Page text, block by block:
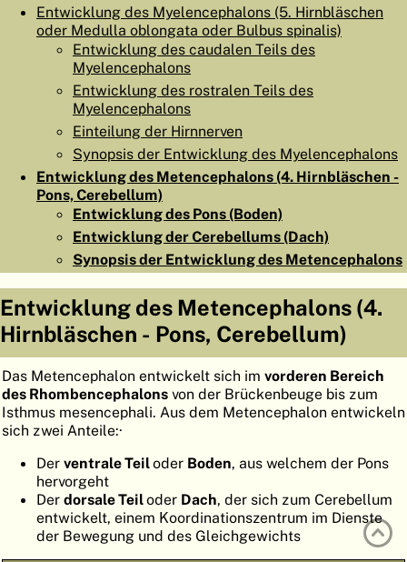
ORGANO
GENESE
ATLASEMBRYOLOGY
HILFE
FR
Entwicklung des Myelencephalons (5. Hirnbläschen
oder Medulla oblongata oder Bulbus spinalis)
Entwicklung des caudalen Teils des
Myelencephalons
Entwicklung des rostralen Teils des
Myelencephalons
Einteilung der Hirnnerven
Synopsis der Entwicklung des Myelencephalons
Entwicklung des Metencephalons (4. Hirnbläschen -
Pons, Cerebellum)
Entwicklung des Pons (Boden)
Entwicklung der Cerebellums (Dach)
Synopsis der Entwicklung des Metencephalons
Entwicklung des Metencephalons (4.
Hirnbläschen - Pons, Cerebellum)
Das Metencephalon entwickelt sich im vorderen Bereich
des Rhombencephalons von der Brückenbeuge bis zum
Isthmus mesencephali. Aus dem Metencephalon entwickeln
sich zwei Anteile:·
Der ventrale Teiloder Boden, aus welchem der Pons
hervorgeht
Der dorsale Teiloder Dach, der sich zum Cerebellum
entwickelt, einem Koordinationszentrum im Dienste
der Bewegung und des Gleichgewichts